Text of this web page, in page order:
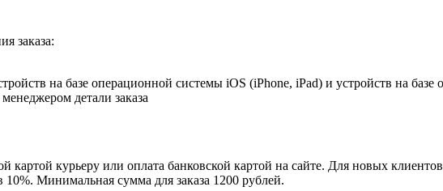
заказа:
на базе операционной системы iOS (iPhone, iPad) и устройств на
детали заказа
курьеру или оплата банковской картой на сайте. Для новых
Минимальная сумма для заказа 1200 рублей.